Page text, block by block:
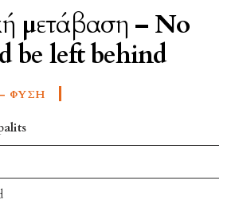
μετάβαση – No
be left behind
ΦΎΣΗ